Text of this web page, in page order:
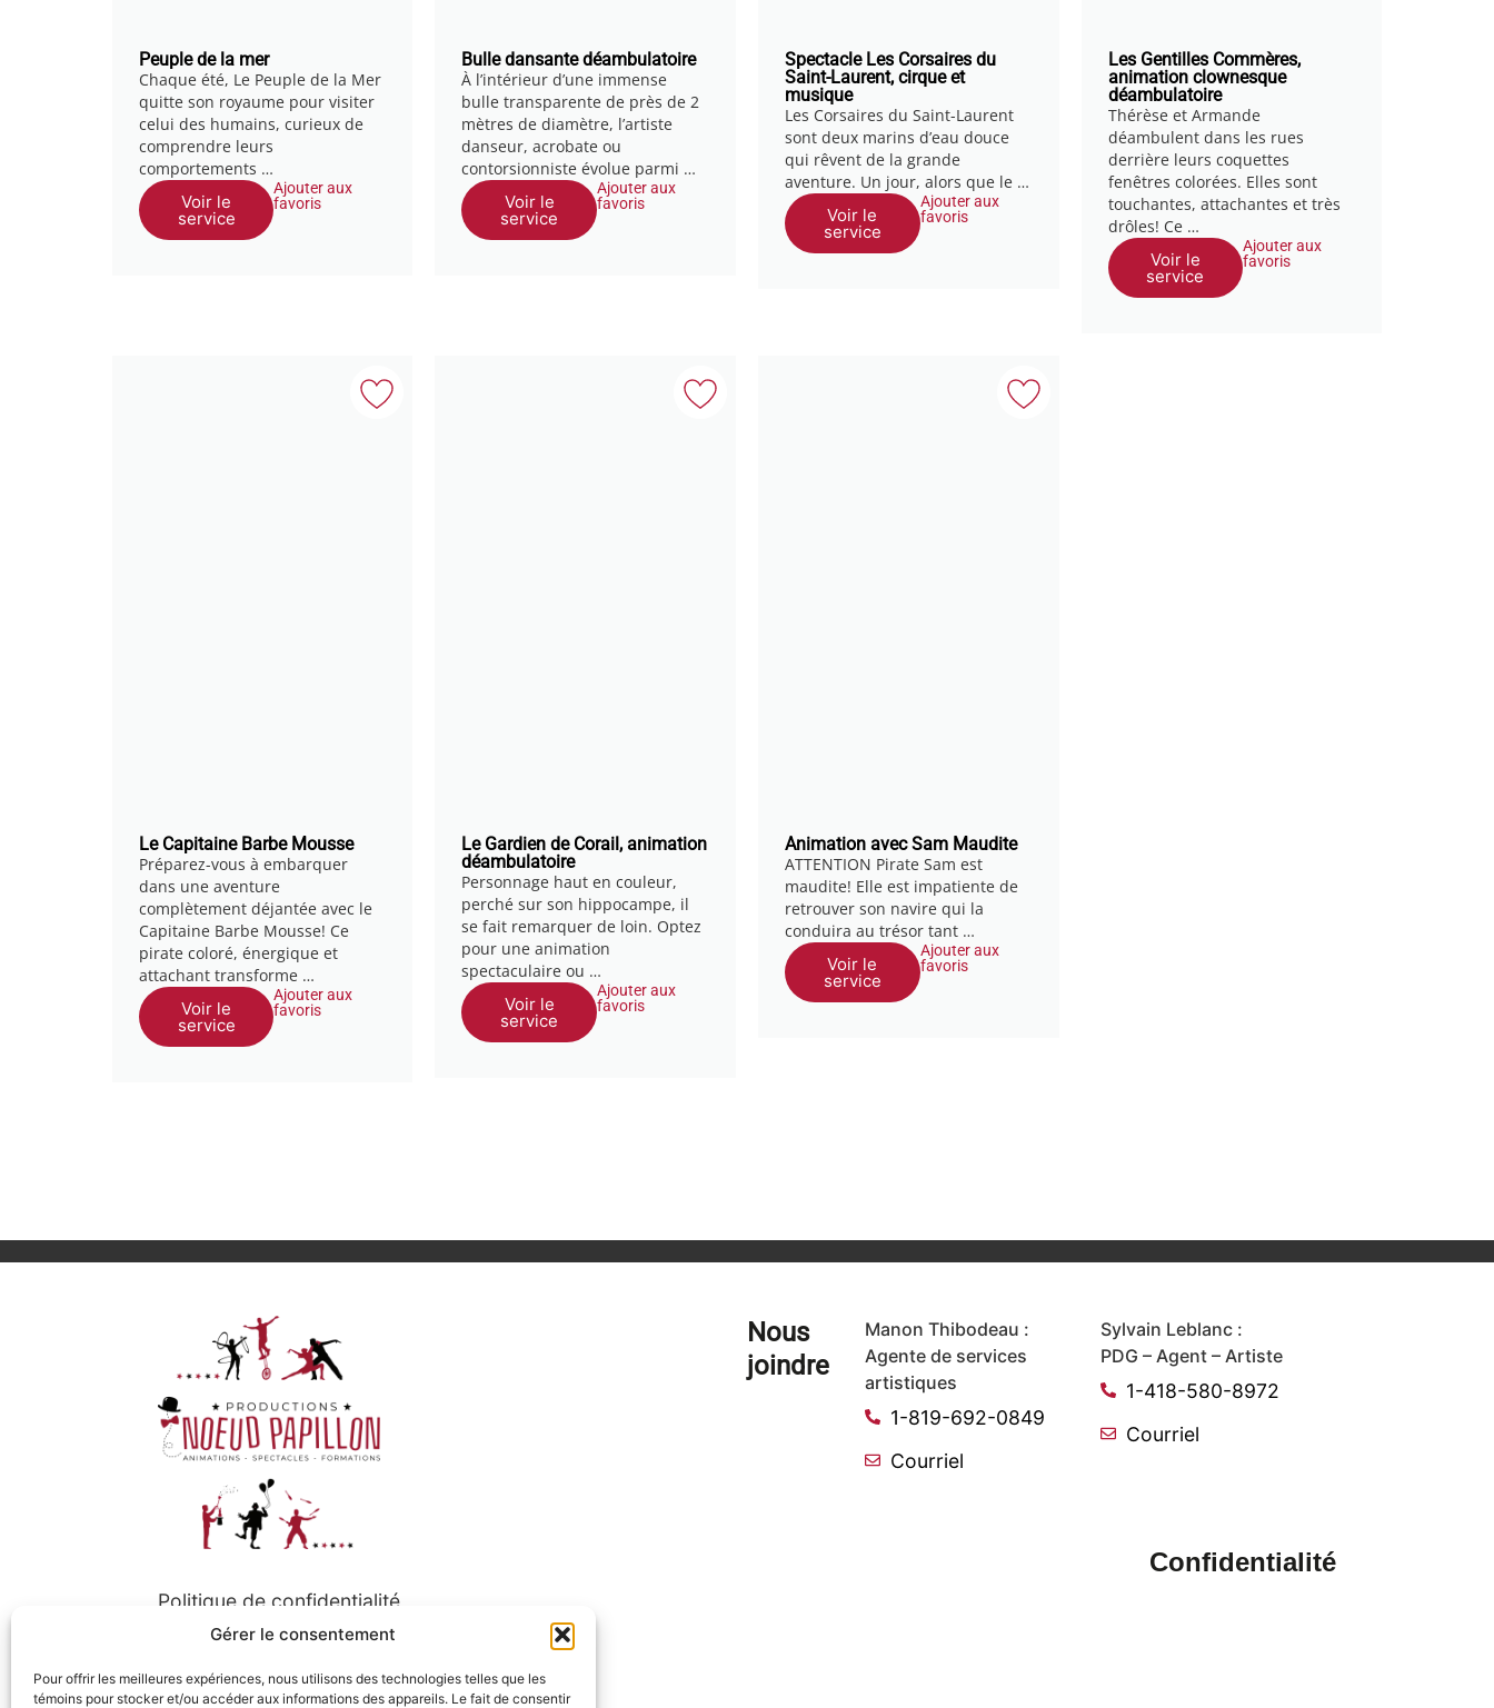
Gérer le consentement
Pour offrir les meilleures expériences, nous utilisons des technologies telles que les
témoins pour stocker et/ou accéder aux informations des appareils. Le fait de consentir
Peuple de la mer
Chaque été, Le Peuple de la Mer
quitte son royaume pour visiter
celui des humains, curieux de
comprendre leurs
comportements …
Voir le
service
Ajouter aux
favoris
Bulle dansante déambulatoire
À l’intérieur d’une immense
bulle transparente de près de 2
mètres de diamètre, l’artiste
danseur, acrobate ou
contorsionniste évolue parmi …
Voir le
service
Ajouter aux
favoris
Spectacle Les Corsaires du
Saint-Laurent, cirque et
musique
Les Corsaires du Saint-Laurent
sont deux marins d’eau douce
qui rêvent de la grande
aventure. Un jour, alors que le …
Voir le
service
Ajouter aux
favoris
Les Gentilles Commères,
animation clownesque
déambulatoire
Thérèse et Armande
déambulent dans les rues
derrière leurs coquettes
fenêtres colorées. Elles sont
touchantes, attachantes et très
drôles! Ce …
Voir le
service
Ajouter aux
favoris
Le Capitaine Barbe Mousse
Préparez-vous à embarquer
dans une aventure
complètement déjantée avec le
Capitaine Barbe Mousse! Ce
pirate coloré, énergique et
attachant transforme …
Voir le
service
Ajouter aux
favoris
Le Gardien de Corail, animation
déambulatoire
Personnage haut en couleur,
perché sur son hippocampe, il
se fait remarquer de loin. Optez
pour une animation
spectaculaire ou …
Voir le
service
Ajouter aux
favoris
Animation avec Sam Maudite
ATTENTION Pirate Sam est
maudite! Elle est impatiente de
retrouver son navire qui la
conduira au trésor tant …
Voir le
service
Ajouter aux
favoris
Nous
joindre
Manon Thibodeau :
Agente de services
artistiques
1-819-692-0849
Courriel
Sylvain Leblanc :
PDG – Agent – Artiste
1-418-580-8972
Courriel
Confidentialité
Politique de confidentialité